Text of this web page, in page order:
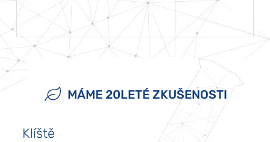
MÁME 20LETÉ ZKUŠENOSTI
Klíště